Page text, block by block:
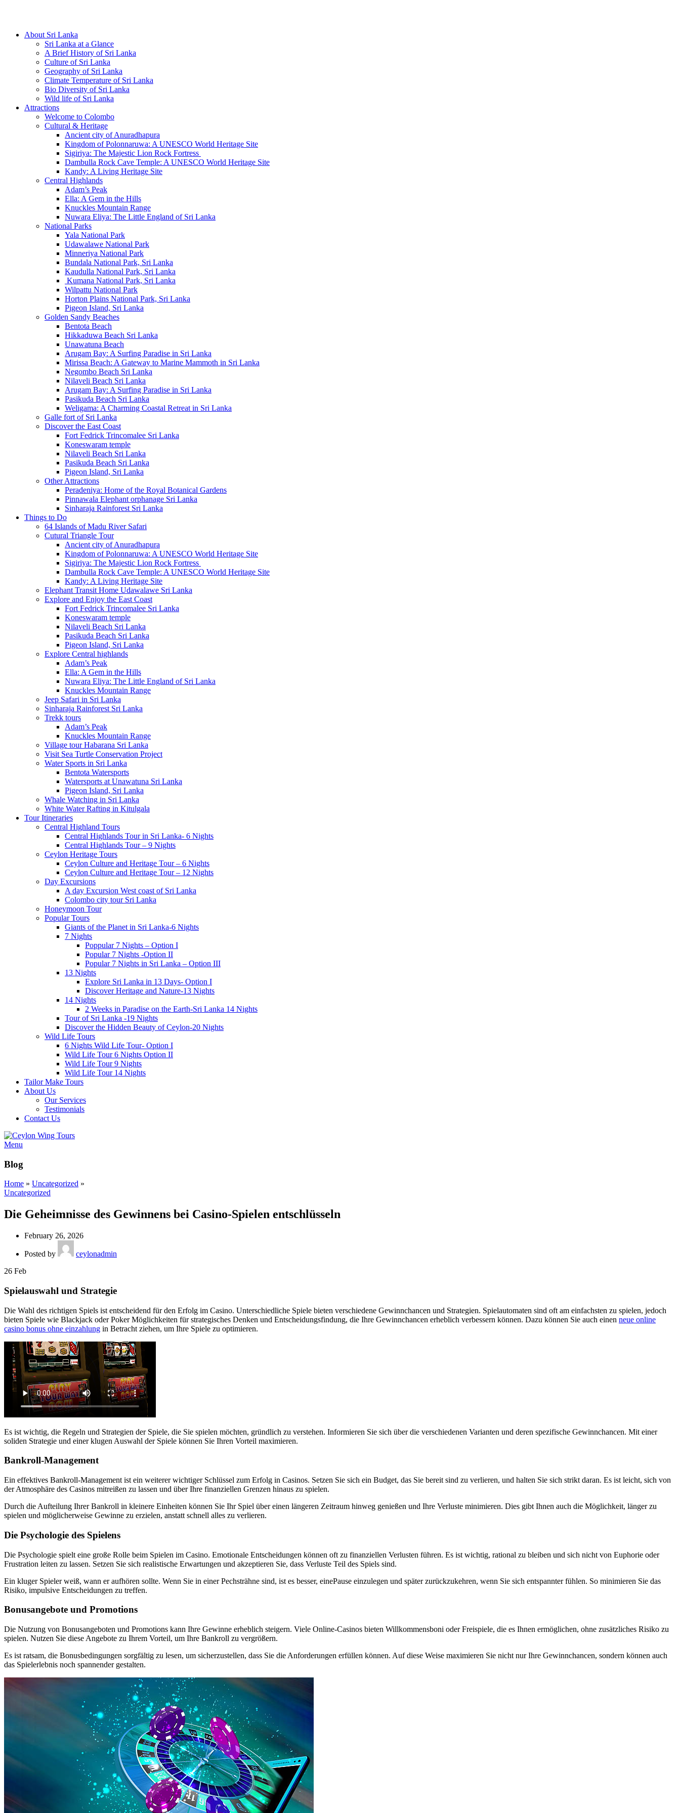
About Sri Lanka
Sri Lanka at a Glance
A Brief History of Sri Lanka
Culture of Sri Lanka
Geography of Sri Lanka
Climate Temperature of Sri Lanka
Bio Diversity of Sri Lanka
Wild life of Sri Lanka
Attractions
Welcome to Colombo
Cultural & Heritage
Ancient city of Anuradhapura
Kingdom of Polonnaruwa: A UNESCO World Heritage Site
Sigiriya: The Majestic Lion Rock Fortress
Dambulla Rock Cave Temple: A UNESCO World Heritage Site
Kandy: A Living Heritage Site
Central Highlands
Adam’s Peak
Ella: A Gem in the Hills
Knuckles Mountain Range
Nuwara Eliya: The Little England of Sri Lanka
National Parks
Yala National Park
Udawalawe National Park
Minneriya National Park
Bundala National Park, Sri Lanka
Kaudulla National Park, Sri Lanka
Kumana National Park, Sri Lanka
Wilpattu National Park
Horton Plains National Park, Sri Lanka
Pigeon Island, Sri Lanka
Golden Sandy Beaches
Bentota Beach
Hikkaduwa Beach Sri Lanka
Unawatuna Beach
Arugam Bay: A Surfing Paradise in Sri Lanka
Mirissa Beach: A Gateway to Marine Mammoth in Sri Lanka
Negombo Beach Sri Lanka
Nilaveli Beach Sri Lanka
Arugam Bay: A Surfing Paradise in Sri Lanka
Pasikuda Beach Sri Lanka
Weligama: A Charming Coastal Retreat in Sri Lanka
Galle fort of Sri Lanka
Discover the East Coast
Fort Fedrick Trincomalee Sri Lanka
Koneswaram temple
Nilaveli Beach Sri Lanka
Pasikuda Beach Sri Lanka
Pigeon Island, Sri Lanka
Other Attractions
Peradeniya: Home of the Royal Botanical Gardens
Pinnawala Elephant orphanage Sri Lanka
Sinharaja Rainforest Sri Lanka
Things to Do
64 Islands of Madu River Safari
Cutural Triangle Tour
Ancient city of Anuradhapura
Kingdom of Polonnaruwa: A UNESCO World Heritage Site
Sigiriya: The Majestic Lion Rock Fortress
Dambulla Rock Cave Temple: A UNESCO World Heritage Site
Kandy: A Living Heritage Site
Elephant Transit Home Udawalawe Sri Lanka
Explore and Enjoy the East Coast
Fort Fedrick Trincomalee Sri Lanka
Koneswaram temple
Nilaveli Beach Sri Lanka
Pasikuda Beach Sri Lanka
Pigeon Island, Sri Lanka
Explore Central highlands
Adam’s Peak
Ella: A Gem in the Hills
Nuwara Eliya: The Little England of Sri Lanka
Knuckles Mountain Range
Jeep Safari in Sri Lanka
Sinharaja Rainforest Sri Lanka
Trekk tours
Adam’s Peak
Knuckles Mountain Range
Village tour Habarana Sri Lanka
Visit Sea Turtle Conservation Project
Water Sports in Sri Lanka
Bentota Watersports
Watersports at Unawatuna Sri Lanka
Pigeon Island, Sri Lanka
Whale Watching in Sri Lanka
White Water Rafting in Kitulgala
Tour Itineraries
Central Highland Tours
Central Highlands Tour in Sri Lanka- 6 Nights
Central Highlands Tour – 9 Nights
Ceylon Heritage Tours
Ceylon Culture and Heritage Tour – 6 Nights
Ceylon Culture and Heritage Tour – 12 Nights
Day Excursions
A day Excursion West coast of Sri Lanka
Colombo city tour Sri Lanka
Honeymoon Tour
Popular Tours
Giants of the Planet in Sri Lanka-6 Nights
7 Nights
Poppular 7 Nights – Option I
Popular 7 Nights -Option II
Popular 7 Nights in Sri Lanka – Option III
13 Nights
Explore Sri Lanka in 13 Days- Option I
Discover Heritage and Nature-13 Nights
14 Nights
2 Weeks in Paradise on the Earth-Sri Lanka 14 Nights
Tour of Sri Lanka -19 Nights
Discover the Hidden Beauty of Ceylon-20 Nights
Wild Life Tours
6 Nights Wild Life Tour- Option I
Wild Life Tour 6 Nights Option II
Wild Life Tour 9 Nights
Wild Life Tour 14 Nights
Tailor Make Tours
About Us
Our Services
Testimonials
Contact Us
Menu
Blog
Home » Uncategorized »
Uncategorized
Die Geheimnisse des Gewinnens bei Casino-Spielen entschlüsseln
February 26, 2026
Posted by
ceylonadmin
26 Feb
Spielauswahl und Strategie
Die Wahl des richtigen Spiels ist entscheidend für den Erfolg im Casino. Unterschiedliche Spiele bieten verschiedene Gewinnchancen und Strategien. Spielautomaten sind oft am einfachsten zu spielen, jedoch
bieten Spiele wie Blackjack oder Poker Möglichkeiten für strategisches Denken und Entscheidungsfindung, die Ihre Gewinnchancen erheblich verbessern können. Dazu können Sie auch einen neue online
casino bonus ohne einzahlung in Betracht ziehen, um Ihre Spiele zu optimieren.
Es ist wichtig, die Regeln und Strategien der Spiele, die Sie spielen möchten, gründlich zu verstehen. Informieren Sie sich über die verschiedenen Varianten und deren spezifische Gewinnchancen. Mit einer
soliden Strategie und einer klugen Auswahl der Spiele können Sie Ihren Vorteil maximieren.
Bankroll-Management
Ein effektives Bankroll-Management ist ein weiterer wichtiger Schlüssel zum Erfolg in Casinos. Setzen Sie sich ein Budget, das Sie bereit sind zu verlieren, und halten Sie sich strikt daran. Es ist leicht, sich von
der Atmosphäre des Casinos mitreißen zu lassen und über Ihre finanziellen Grenzen hinaus zu spielen.
Durch die Aufteilung Ihrer Bankroll in kleinere Einheiten können Sie Ihr Spiel über einen längeren Zeitraum hinweg genießen und Ihre Verluste minimieren. Dies gibt Ihnen auch die Möglichkeit, länger zu
spielen und möglicherweise Gewinne zu erzielen, anstatt schnell alles zu verlieren.
Die Psychologie des Spielens
Die Psychologie spielt eine große Rolle beim Spielen im Casino. Emotionale Entscheidungen können oft zu finanziellen Verlusten führen. Es ist wichtig, rational zu bleiben und sich nicht von Euphorie oder
Frustration leiten zu lassen. Setzen Sie sich realistische Erwartungen und akzeptieren Sie, dass Verluste Teil des Spiels sind.
Ein kluger Spieler weiß, wann er aufhören sollte. Wenn Sie in einer Pechsträhne sind, ist es besser, einePause einzulegen und später zurückzukehren, wenn Sie sich entspannter fühlen. So minimieren Sie das
Risiko, impulsive Entscheidungen zu treffen.
Bonusangebote und Promotions
Die Nutzung von Bonusangeboten und Promotions kann Ihre Gewinne erheblich steigern. Viele Online-Casinos bieten Willkommensboni oder Freispiele, die es Ihnen ermöglichen, ohne zusätzliches Risiko zu
spielen. Nutzen Sie diese Angebote zu Ihrem Vorteil, um Ihre Bankroll zu vergrößern.
Es ist ratsam, die Bonusbedingungen sorgfältig zu lesen, um sicherzustellen, dass Sie die Anforderungen erfüllen können. Auf diese Weise maximieren Sie nicht nur Ihre Gewinnchancen, sondern können auch
das Spielerlebnis noch spannender gestalten.